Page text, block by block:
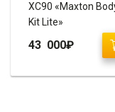
XC90 «Maxton
Kit Lite»
43 000₽